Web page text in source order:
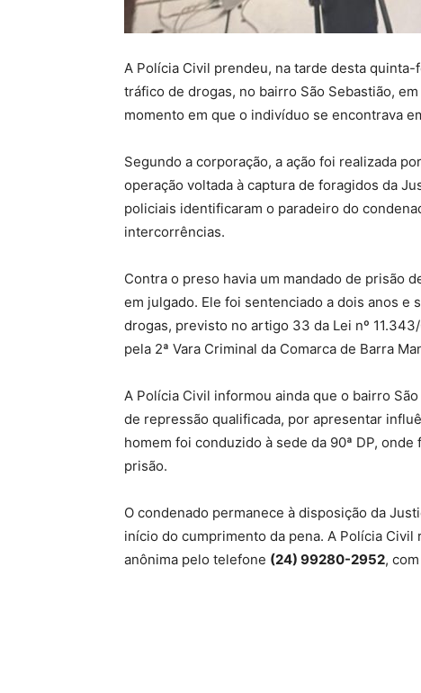
A Polícia Civil prendeu, na tarde desta
tráfico de drogas, no bairro São Sebastião,
momento em que o indivíduo se encontrava
Segundo a corporação, a ação foi realizada
operação voltada à captura de foragidos da
policiais identificaram o paradeiro do
intercorrências.
Contra o preso havia um mandado de prisão
em julgado. Ele foi sentenciado a dois anos
drogas, previsto no artigo 33 da Lei nº
pela 2ª Vara Criminal da Comarca de Barra
A Polícia Civil informou ainda que o bairro
de repressão qualificada, por apresentar
homem foi conduzido à sede da 90ª DP,
prisão.
O condenado permanece à disposição da
início do cumprimento da pena. A Polícia
anônima pelo telefone (24) 99280-2952,